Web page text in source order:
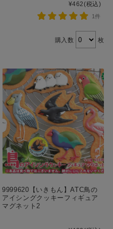
¥462(税込)
1件
購入数 枚
9999620【いきもん】ATC鳥の
アイシングクッキーフィギュア
マグネット2